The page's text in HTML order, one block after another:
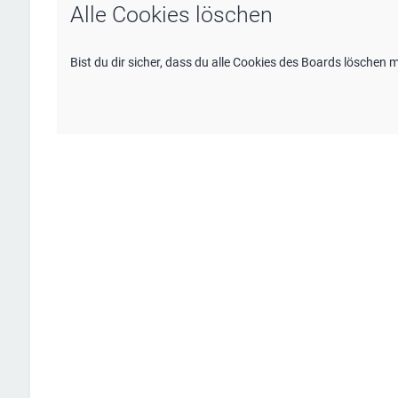
Alle Cookies löschen
Bist du dir sicher, dass du alle Cookies des Boards löschen